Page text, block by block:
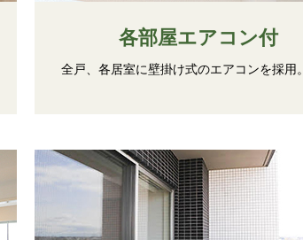
各部屋エアコン付
全戸、各居室に壁掛け式のエアコンを採用。